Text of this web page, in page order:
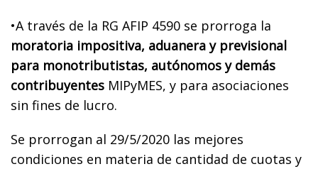
•A través de la RG AFIP 4590 se prorroga la
moratoria impositiva, aduanera y previsional
para monotributistas, autónomos y demás
contribuyentes MIPyMES, y para asociaciones
sin fines de lucro.
Se prorrogan al 29/5/2020 las mejores
condiciones en materia de cantidad de cuotas y